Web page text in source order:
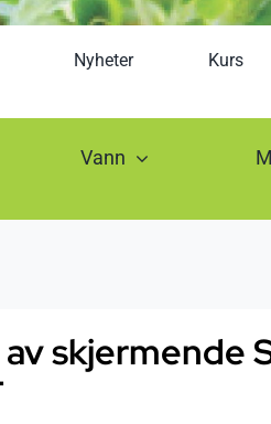
Nyheter Kurs
Vann
skjermende